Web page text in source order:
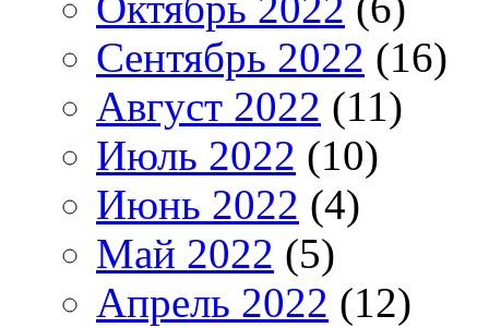
Сентябрь 2022 (16)
Август 2022 (11)
Июль 2022 (10)
Июнь 2022 (4)
Май 2022 (5)
Апрель 2022 (12)